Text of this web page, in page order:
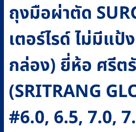
ถุงมือผ่าตัด
เตอร์ไรด์ ไม่มีแป้
กล่อง) ยี่ห้อ ศรีต
(SRITRANG
#6.0, 6.5, 7.0,